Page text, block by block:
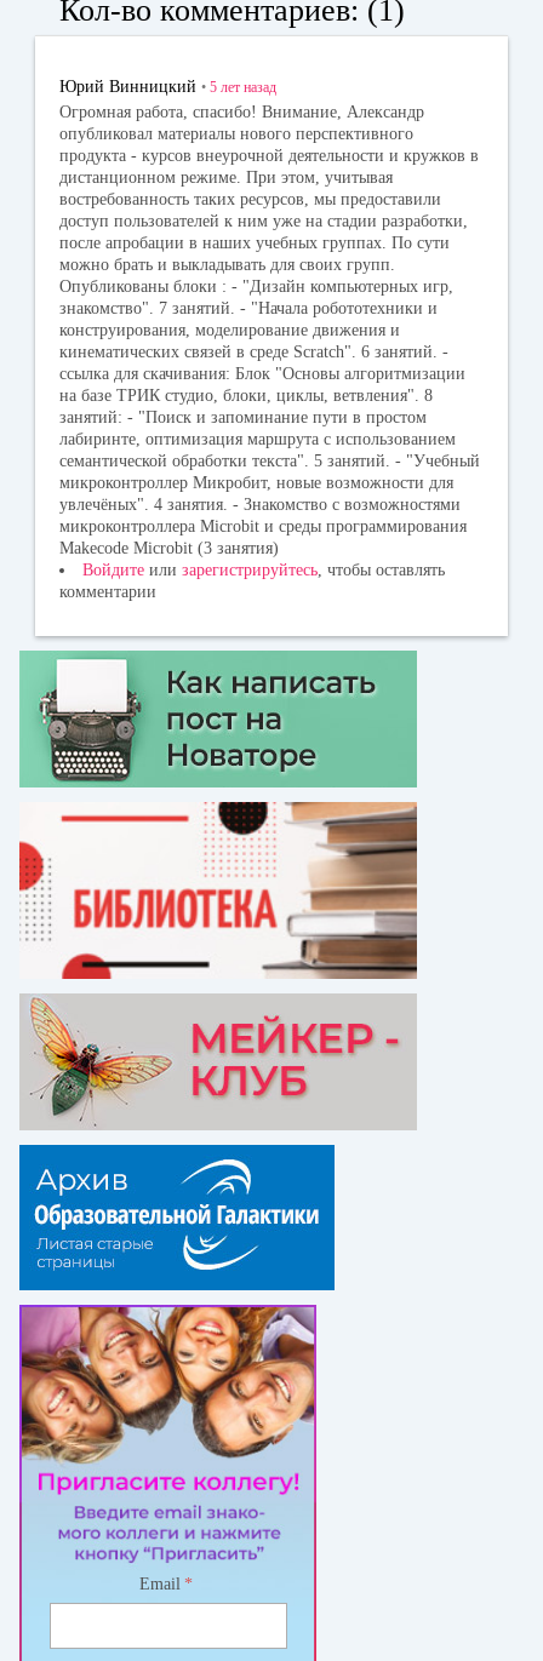
ok
la
ni
ki
r
Кол-во комментариев: (1)
Юрий Винницкий • 5 лет назад
Огромная работа, спасибо! Внимание, Александр
опубликовал материалы нового перспективного
продукта - курсов внеурочной деятельности и кружков в
дистанционном режиме. При этом, учитывая
востребованность таких ресурсов, мы предоставили
доступ пользователей к ним уже на стадии разработки,
после апробации в наших учебных группах. По сути
можно брать и выкладывать для своих групп.
Опубликованы блоки : - "Дизайн компьютерных игр,
знакомство". 7 занятий. - "Начала робототехники и
конструирования, моделирование движения и
кинематических связей в среде Scratch". 6 занятий. -
ссылка для скачивания: Блок "Основы алгоритмизации
на базе ТРИК студио, блоки, циклы, ветвления". 8
занятий: - "Поиск и запоминание пути в простом
лабиринте, оптимизация маршрута с использованием
семантической обработки текста". 5 занятий. - "Учебный
микроконтроллер Микробит, новые возможности для
увлечёных". 4 занятия. - Знакомство с возможностями
микроконтроллера Microbit и среды программирования
Makecode Microbit (3 занятия)
Войдите или зарегистрируйтесь , чтобы оставлять
комментарии
Email *